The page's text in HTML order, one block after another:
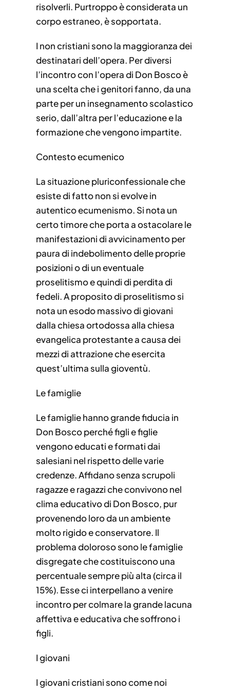
risolverli. Purtroppo è considerata un
corpo estraneo, è sopportata.
I non cristiani sono la maggioranza dei
destinatari dell’opera. Per diversi
l’incontro con l’opera di Don Bosco è
una scelta che i genitori fanno, da una
parte per un insegnamento scolastico
serio, dall’altra per l’educazione e la
formazione che vengono impartite.
Contesto ecumenico
La situazione pluriconfessionale che
esiste di fatto non si evolve in
autentico ecumenismo. Si nota un
certo timore che porta a ostacolare le
manifestazioni di avvicinamento per
paura di indebolimento delle proprie
posizioni o di un eventuale
proselitismo e quindi di perdita di
fedeli. A proposito di proselitismo si
nota un esodo massivo di giovani
dalla chiesa ortodossa alla chiesa
evangelica protestante a causa dei
mezzi di attrazione che esercita
quest’ultima sulla gioventù.
Le famiglie
Le famiglie hanno grande fiducia in
Don Bosco perché figli e figlie
vengono educati e formati dai
salesiani nel rispetto delle varie
credenze. Affidano senza scrupoli
ragazze e ragazzi che convivono nel
clima educativo di Don Bosco, pur
provenendo loro da un ambiente
molto rigido e conservatore. Il
problema doloroso sono le famiglie
disgregate che costituiscono una
percentuale sempre più alta (circa il
15%). Esse ci interpellano a venire
incontro per colmare la grande lacuna
affettiva e educativa che soffrono i
figli.
I giovani
I giovani cristiani sono come noi